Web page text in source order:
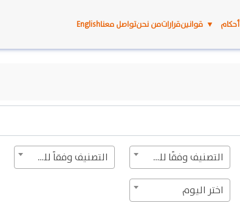
أحكام ▼ قوانينقراراتمن نحنتواصل معناEnglish
التصنيف وفقًا للحق التصنيف وفقاً للملف
اختر اليوم